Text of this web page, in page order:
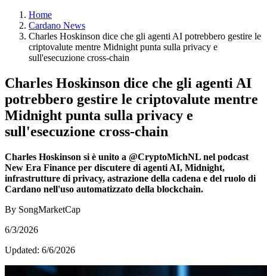
Home
Cardano News
Charles Hoskinson dice che gli agenti AI potrebbero gestire le
criptovalute mentre Midnight punta sulla privacy e
sull'esecuzione cross-chain
Charles Hoskinson dice che gli agenti AI
potrebbero gestire le criptovalute mentre
Midnight punta sulla privacy e
sull'esecuzione cross-chain
Charles Hoskinson si è unito a @CryptoMichNL nel podcast
New Era Finance per discutere di agenti AI, Midnight,
infrastrutture di privacy, astrazione della cadena e del ruolo di
Cardano nell'uso automatizzato della blockchain.
By SongMarketCap
6/3/2026
Updated: 6/6/2026